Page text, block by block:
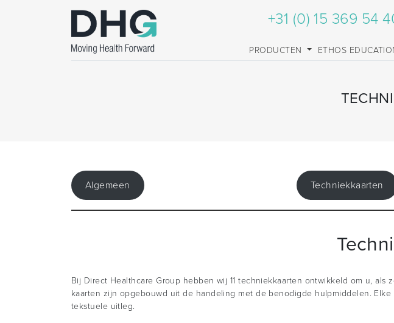
+31 (0) 15 369 54
PRODUCTEN ETHOS
Algemeen Techniekkaarten
Bij Direct Healthcare Group hebben wij 11 techniekkaarten ontwikkeld om u,
kaarten zijn opgebouwd uit de handeling met de benodigde hulpmiddelen.
tekstuele uitleg.